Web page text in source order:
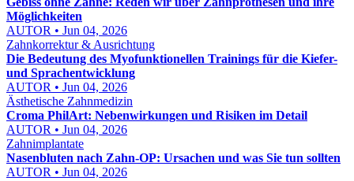
Möglichkeiten
AUTOR • Jun 04, 2026
Zahnkorrektur & Ausrichtung
Die Bedeutung des Myofunktionellen Trainings für die Kiefer-
und Sprachentwicklung
AUTOR • Jun 04, 2026
Ästhetische Zahnmedizin
Croma PhilArt: Nebenwirkungen und Risiken im Detail
AUTOR • Jun 04, 2026
Zahnimplantate
Nasenbluten nach Zahn-OP: Ursachen und was Sie tun sollten
AUTOR • Jun 04, 2026